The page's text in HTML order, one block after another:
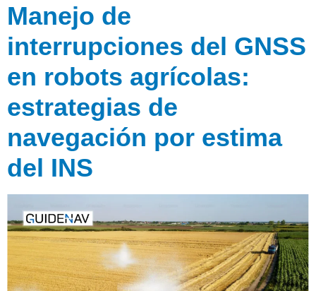
Manejo de
interrupciones del GNSS
en robots agrícolas:
estrategias de
navegación por estima
del INS